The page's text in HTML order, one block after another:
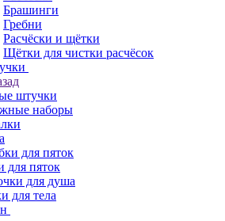
Брашинги
Гребни
Расчёски и щётки
Щётки для чистки расчёсок
штучки
наборы
для пяток
для пяток
для душа
для тела